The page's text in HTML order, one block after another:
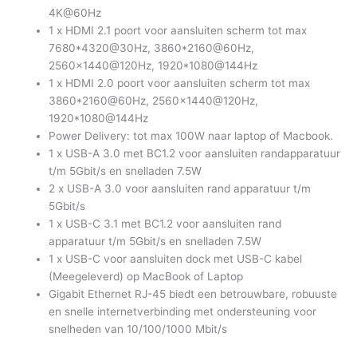
4K@60Hz
1 x HDMI 2.1 poort voor aansluiten scherm tot max
7680*4320@30Hz, 3860*2160@60Hz,
2560×1440@120Hz, 1920*1080@144Hz
1 x HDMI 2.0 poort voor aansluiten scherm tot max
3860*2160@60Hz, 2560×1440@120Hz,
1920*1080@144Hz
Power Delivery: tot max 100W naar laptop of Macbook.
1 x USB-A 3.0 met BC1.2 voor aansluiten randapparatuur
t/m 5Gbit/s en snelladen 7.5W
2 x USB-A 3.0 voor aansluiten rand apparatuur t/m
5Gbit/s
1 x USB-C 3.1 met BC1.2 voor aansluiten rand
apparatuur t/m 5Gbit/s en snelladen 7.5W
1 x USB-C voor aansluiten dock met USB-C kabel
(Meegeleverd) op MacBook of Laptop
Gigabit Ethernet RJ-45 biedt een betrouwbare, robuuste
en snelle internetverbinding met ondersteuning voor
snelheden van 10/100/1000 Mbit/s